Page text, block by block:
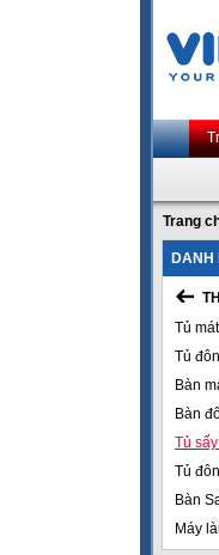
Trang
DANH
Tủ
Tủ
Bàn
Bàn
Tủ
Tủ
Bàn
Máy